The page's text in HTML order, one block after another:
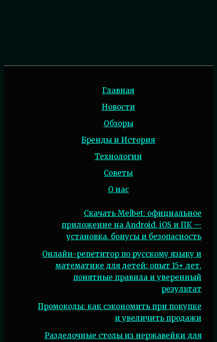
Главная
Новости
Обзоры
Бренды и История
Технологии
Советы
О нас
Скачать Melbet: официальное
приложение на Android, iOS и ПК —
установка, бонусы и безопасность
Онлайн-репетитор по русскому языку и
математике для детей: опыт 15+ лет,
понятные правила и уверенный
результат
Промокоды: как сэкономить при покупке
и увеличить продажи
Разделочные столы из нержавейки для